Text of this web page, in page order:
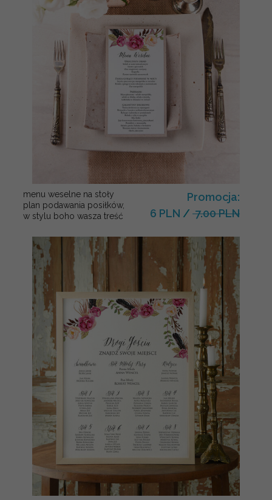
menu weselne na stoły
plan podawania posiłków,
w stylu boho wasza treść
Promocja:
6 PLN / 7.00 PLN